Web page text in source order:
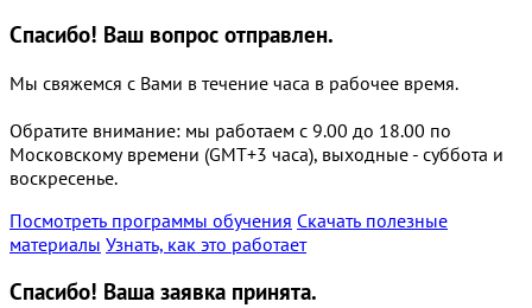
Спасибо! Ваш вопрос отправлен.
Мы свяжемся с Вами в течение часа в рабочее время.
Обратите внимание: мы работаем с 9.00 до 18.00 по
Московскому времени (GMT+3 часа), выходные - суббота и
воскресенье.
Посмотреть программы обучения Скачать полезные
материалы Узнать, как это работает
Спасибо! Ваша заявка принята.